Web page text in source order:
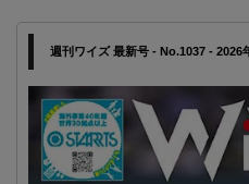
週刊ワイズ 最新号 - No.1037 - 2026